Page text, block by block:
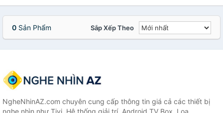
0 Sản Phẩm Sắp Xếp Theo
NgheNhinAZ.com chuyên cung cấp thông tin giá cả các thiết bị
nghe nhìn như Tivi, Hệ thống giải trí, Android TV Box, Loa,